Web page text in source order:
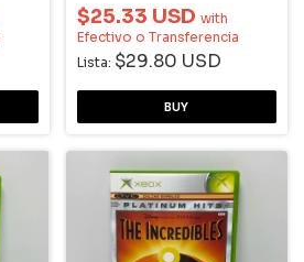
$25.33 USD with
Efectivo o Transferencia
Lista: $29.80 USD